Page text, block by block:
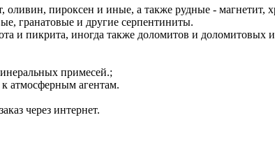
оливин, пироксен и иные, а также рудные - магнетит,
гранатовые и другие серпентиниты.
и пикрита, иногда также доломитов и доломитовых
примесей.;
к атмосферным агентам.
через интернет.